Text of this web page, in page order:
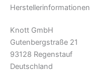
Herstellerinformationen
Knott GmbH
Gutenbergstraße 21
93128 Regenstauf
Deutschland